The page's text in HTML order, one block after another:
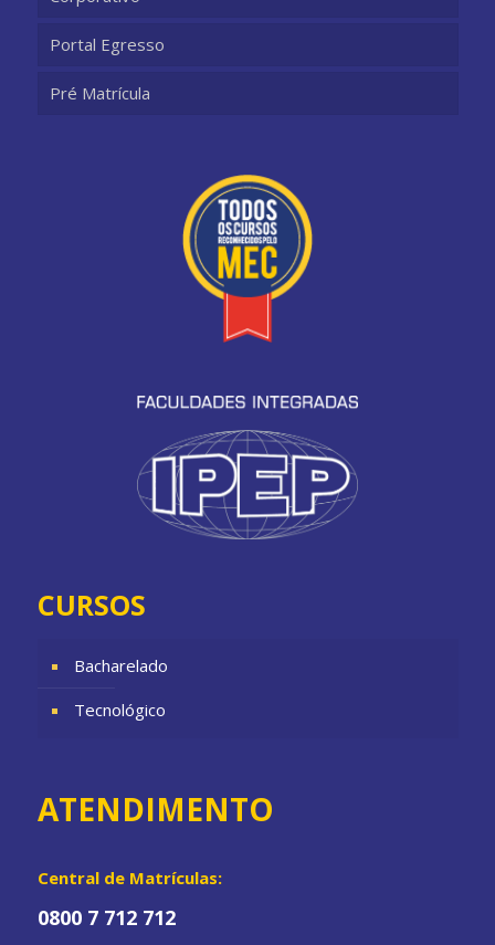
Portal Egresso
Pré Matrícula
CURSOS
Bacharelado
Tecnológico
ATENDIMENTO
Central de Matrículas:
0800 7 712 712